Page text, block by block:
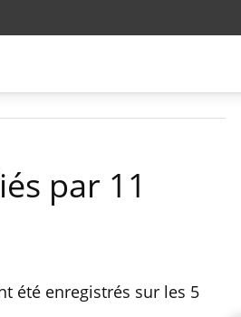
par 11
été enregistrés sur les 5